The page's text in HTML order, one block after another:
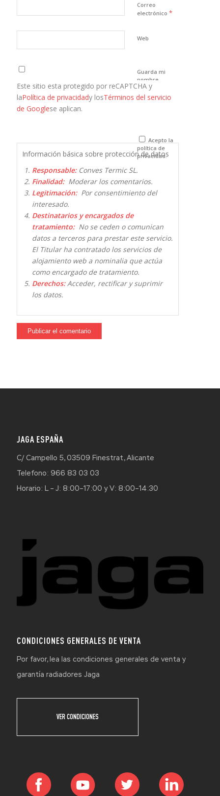
Correo
electrónico *
Web
Guarda mi
nombre,
correo
electrónico y
que comente.
Este sitio esta protegido por reCAPTCHA y
laPolítica de privacidady losTérminos del servicio
de Googlese aplican.
Acepto la
política de
privacidad.
Información básica sobre protección de datos
Responsable:Conves Termic SL.
Finalidad:Moderar los comentarios.
Legitimación:Por consentimiento del
interesado.
Destinatarios y encargados de
tratamiento:No se ceden o comunican
datos a terceros para prestar este servicio.
El Titular ha contratado los servicios de
alojamiento web a nominalia que actúa
como encargado de tratamiento.
Derechos:Acceder, rectificar y suprimir
los datos.
JAGA ESPAÑA
C/ Campello 5, 03509 Finestrat, Alicante
Telefono: 966 83 03 03
Horario: L – J: 8:00–17:00 y V: 8:00–14:30
CONDICIONES GENERALES DE VENTA
Por favor, lea las condiciones generales de venta y
garantía radiadores Jaga
VER CONDICIONES